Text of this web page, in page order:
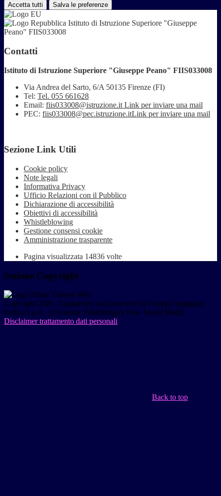
Accetta tutti Salva le preferenze
Istituto di Istruzione Superiore "Giuseppe
Peano" FIIS033008
Contatti
Istituto di Istruzione Superiore "Giuseppe Peano" FIIS033008
Via Andrea del Sarto, 6/A 50135 Firenze (FI)
Tel: Tel. 055 661628
Email: fiis033008@istruzione.it Link per inviare una mail
PEC: fiis033008@pec.istruzione.itLink per inviare una mail
Sezione Link Utili
Cookie policy
Note legali
Informativa Privacy
Ufficio Relazioni con il Pubblico
Dichiarazione di accessibilità
Obiettivi di accessibilità
Whistleblowing
Gestione consensi cookie
Amministrazione trasparente
Pagina visualizzata 14836 volte
Sezione Copyright
Copyright 2026 | Engineered and powered by Gruppo Spaggiari
Parma S.p.A. | Divisione Publishing & New Social Media
Disclaimer trattamento dati personali
Back to top